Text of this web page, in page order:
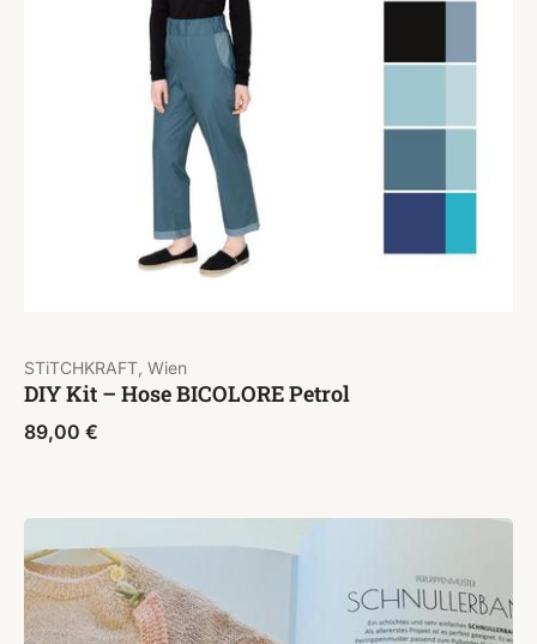
STiTCHKRAFT, Wien
DIY Kit – Hose BICOLORE Petrol
89,00 €